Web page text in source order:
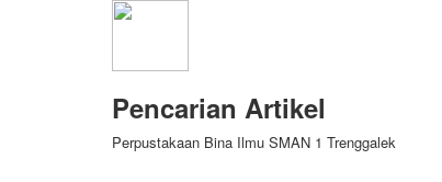
Pencarian Artikel
Perpustakaan Bina Ilmu SMAN 1 Trenggalek